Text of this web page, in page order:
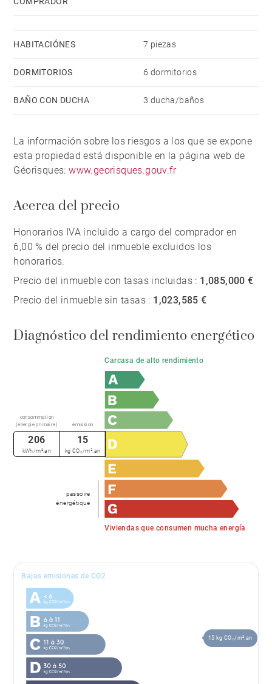
HABITACIÓNES 7 piezas
DORMITORIOS 6 dormitorios
BAÑO CON DUCHA 3 ducha/baños
La información sobre los riesgos a los que se expone
esta propiedad está disponible en la página web de
Géorisques:www.georisques.gouv.fr
Acerca del precio
Honorarios IVA incluido a cargo del comprador en
6,00 % del precio del inmueble excluidos los
honorarios.
Precio del inmueble con tasas incluidas : 1,085,000 €
Precio del inmueble sin tasas : 1,023,585 €
Diagnóstico del rendimiento energético
Carcasa de alto rendimiento
Viviendas que consumen mucha energía
passoire
énergétique
consommation
(énergie primaire)
émission
206
kWh/m².an
15
kg CO₂/m².an
Bajas emisiones de CO2
15 kg CO₂/m².an